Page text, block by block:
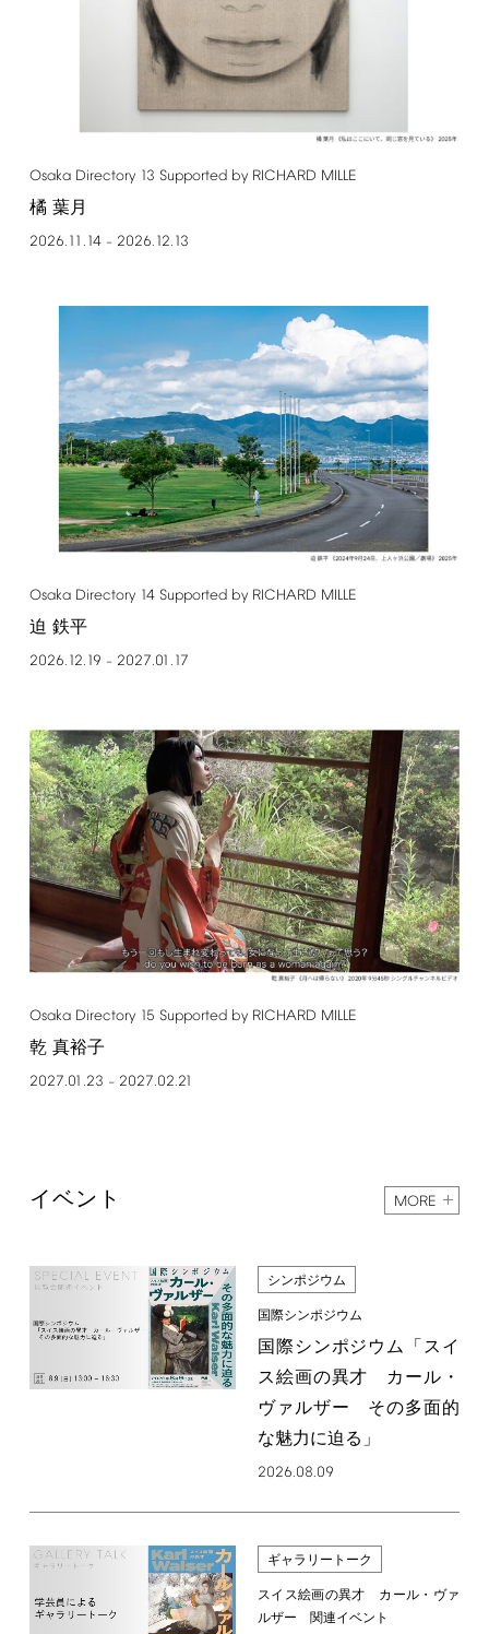
Osaka Directory 13 Supported by RICHARD MILLE
橘 葉月
2026.11.14– 2026.12.13
Osaka Directory 14 Supported by RICHARD MILLE
迫 鉄平
2026.12.19 – 2027.01.17
Osaka Directory 15 Supported by RICHARD MILLE
乾 真裕子
2027.01.23 – 2027.02.21
イベント MORE
シンポジウム
国際シンポジウム
国際シンポジウム「スイ
ス絵画の異才 カール・
ヴァルザー その多面的
な魅力に迫る」
2026.08.09
ギャラリートーク
スイス絵画の異才 カール・ヴァ
ルザー 関連イベント